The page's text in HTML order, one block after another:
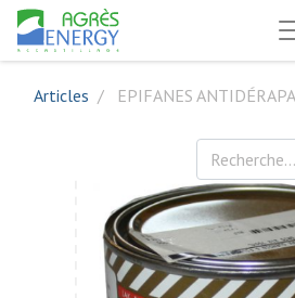
Articles EPIFANES